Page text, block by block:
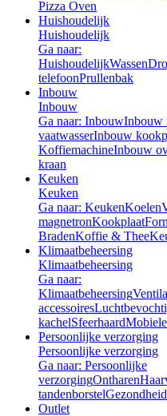
Pizza Oven
Huishoudelijk
Huishoudelijk
Ga naar:
HuishoudelijkWassen
telefoonPrullenbak
Inbouw
Inbouw
Ga naar: InbouwInbouw
vaatwasserInbouw
KoffiemachineInbouw
kraan
Keuken
Keuken
Ga naar: KeukenKoelen
magnetronKookplaat
BradenKoffie & Thee
Klimaatbeheersing
Klimaatbeheersing
Ga naar:
Klimaatbeheersing
accessoires
kachelSfeerhaard
Persoonlijke verzorging
Persoonlijke verzorging
Ga naar: Persoonlijke
verzorgingOntharen
tandenborstel
Outlet